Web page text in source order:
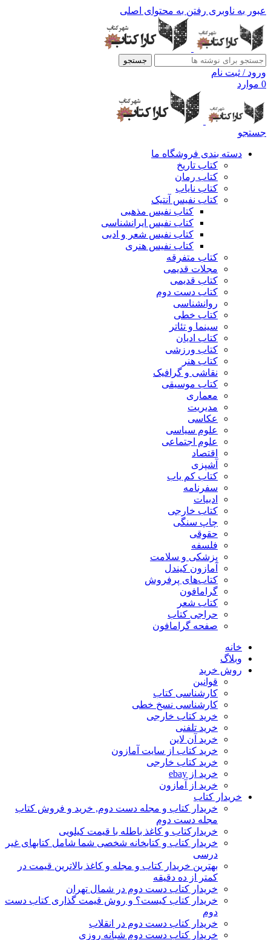
عبور به ناوبری رفتن به محتوای اصلی
جستجو
ورود / ثبت نام
0 موارد
جستجو
دسته بندی فروشگاه ما
کتاب تاریخ
کتاب رمان
کتاب نایاب
کتاب نفیس آنتیک
کتاب نفیس مذهبی
کتاب نفیس ایرانشناسی
کتاب نفیس شعر و ادبی
کتاب نفیس هنری
کتاب متفرقه
مجلات قدیمی
کتاب قدیمی
کتاب دست دوم
روانشناسی
کتاب خطی
سینما و تئاتر
کتاب ادیان
کتاب ورزشی
کتاب هنر
نقاشی و گرافیک
کتاب موسیقی
معماری
مدیریت
عکاسی
علوم سیاسی
علوم اجتماعی
اقتصاد
آشپزی
کتاب کم یاب
سفرنامه
ادبیات
کتاب خارجی
چاپ سنگی
حقوقی
فلسفه
پزشکی و سلامت
آمازون کیندل
کتاب‌های پرفروش
گرامافون
کتاب شعر
حراجی کتاب
صفحه گرامافون
خانه
وبلاگ
روش خرید
قوانین
کارشناسی کتاب
کارشناسی نسخ خطی
خرید کتاب خارجی
خرید تلفنی
خرید آن لاین
خرید کتاب از سایت آمازون
خرید کتاب خارجی
خرید از ebay
خرید از آمازون
خریدار کتاب
خریدار کتاب و مجله دست دوم, خرید و فروش کتاب
مجله دست دوم
خریدارکتاب و کاغذ باطله با قیمت کیلویی
خریدار کتاب و کتابخانه شخصی شما شامل کتابهای غیر
درسی
بهترین خریدار کتاب و مجله و کاغذ بالاترین قیمت در
کمتر از ده دقیقه
خریدار کتاب دست دوم در شمال تهران
خریدار کتاب کیست؟ و روش قیمت گذاری کتاب دست
دوم
خریدار کتاب دست دوم در انقلاب
خریدار کتاب دست دوم شبانه روزی